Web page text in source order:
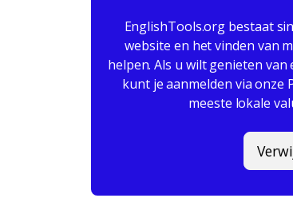
EnglishTools.org bestaat
website en het vinden van
helpen. Als u wilt genieten
kunt je aanmelden via onze
meeste lokale